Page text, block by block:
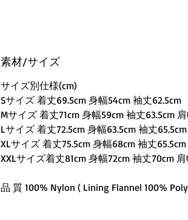
素材/サイズ
サイズ別仕様(cm)
Sサイズ 着丈69.5cm 身幅54cm 袖丈
Mサイズ 着丈71cm 身幅59cm 袖丈63.5cm
Lサイズ 着丈72.5cm 身幅63.5cm 袖丈
XLサイズ 着丈75.5cm 身幅68cm 袖丈
XXLサイズ着丈81cm 身幅72cm 袖丈70cm
品 質 100% Nylon ( Lining Flannel 100%